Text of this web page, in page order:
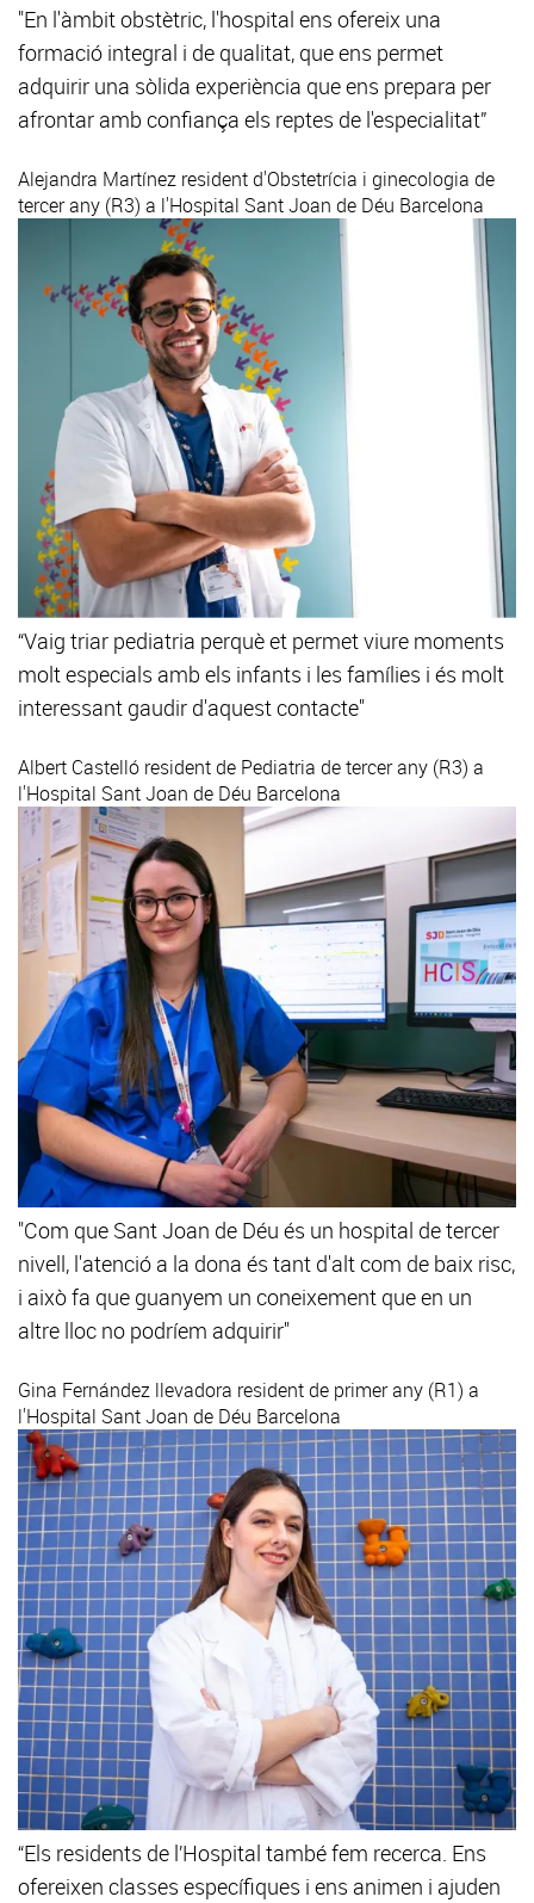
"En l'àmbit obstètric, l'hospital ens ofereix una
formació integral i de qualitat, que ens permet
adquirir una sòlida experiència que ens prepara per
afrontar amb confiança els reptes de l'especialitat”
Alejandra Martínez resident d'Obstetrícia i ginecologia de
tercer any (R3) a l'Hospital Sant Joan de Déu Barcelona
“Vaig triar pediatria perquè et permet viure moments
molt especials amb els infants i les famílies i és molt
interessant gaudir d'aquest contacte"
Albert Castelló resident de Pediatria de tercer any (R3) a
l'Hospital Sant Joan de Déu Barcelona
"Com que Sant Joan de Déu és un hospital de tercer
nivell, l'atenció a la dona és tant d'alt com de baix risc,
i això fa que guanyem un coneixement que en un
altre lloc no podríem adquirir"
Gina Fernández llevadora resident de primer any (R1) a
l'Hospital Sant Joan de Déu Barcelona
“Els residents de l’Hospital també fem recerca. Ens
ofereixen classes específiques i ens animen i ajuden